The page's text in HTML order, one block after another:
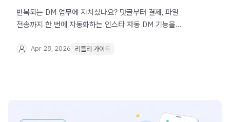
반복되는 DM 업무에 지치셨나요? 댓글부터 결제, 파일
전송까지 한 번에 자동화하는 인스타 자동 DM 기능을
Apr 28, 2026 리틀리 가이드